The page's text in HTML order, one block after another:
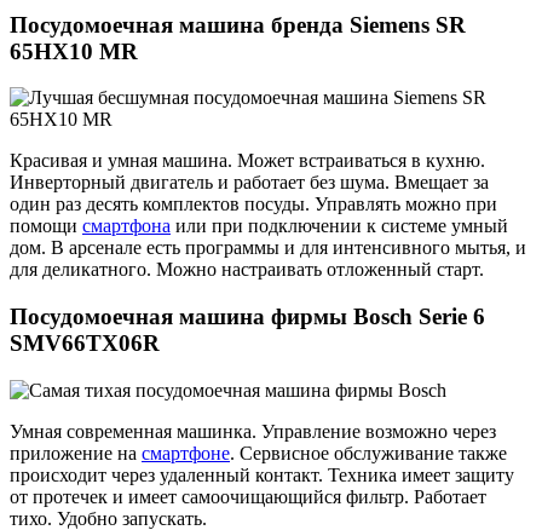
Посудомоечная машина бренда Siemens SR
65HX10 MR
Красивая и умная машина. Может встраиваться в кухню.
Инверторный двигатель и работает без шума. Вмещает за
один раз десять комплектов посуды. Управлять можно при
помощи смартфона или при подключении к системе умный
дом. В арсенале есть программы и для интенсивного мытья, и
для деликатного. Можно настраивать отложенный старт.
Посудомоечная машина фирмы Bosch Serie 6
SMV66TX06R
Умная современная машинка. Управление возможно через
приложение на смартфоне. Сервисное обслуживание также
происходит через удаленный контакт. Техника имеет защиту
от протечек и имеет самоочищающийся фильтр. Работает
тихо. Удобно запускать.